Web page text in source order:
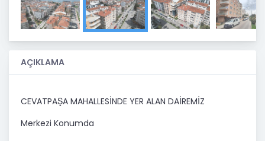
AÇIKLAMA
CEVATPAŞA MAHALLESİNDE YER ALAN DAİREMİZ
Merkezi Konumda